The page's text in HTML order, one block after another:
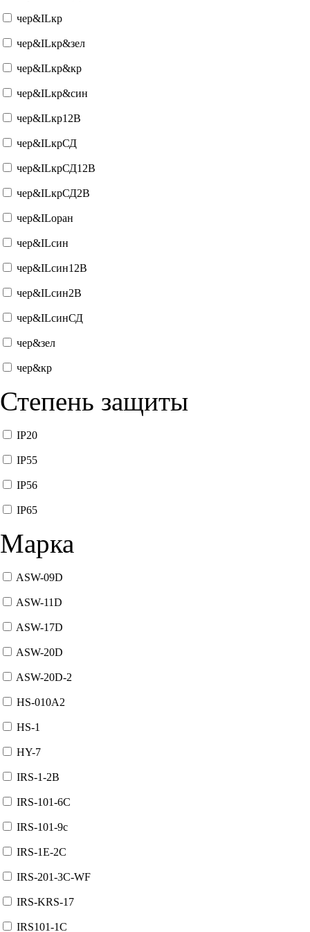
чер&ILкр
чер&ILкр&зел
чер&ILкр&кр
чер&ILкр&син
чер&ILкр12В
чер&ILкрСД
чер&ILкрСД12В
чер&ILкрСД2В
чер&ILоран
чер&ILсин
чер&ILсин12В
чер&ILсин2В
чер&ILсинСД
чер&зел
чер&кр
Степень защиты
IP20
IP55
IP56
IP65
Марка
ASW-09D
ASW-11D
ASW-17D
ASW-20D
ASW-20D-2
HS-010A2
HS-1
HY-7
IRS-1-2B
IRS-101-6C
IRS-101-9c
IRS-1E-2C
IRS-201-3C-WF
IRS-KRS-17
IRS101-1C